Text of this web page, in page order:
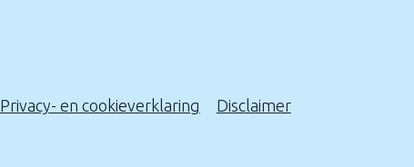
Privacy- en cookieverklaring Disclaimer